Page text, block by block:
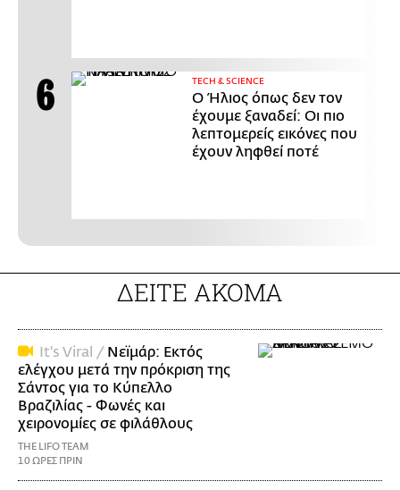
ΤECH & SCIENCE
Ο Ήλιος όπως δεν τον
έχουμε ξαναδεί: Οι πιο
λεπτομερείς εικόνες που
έχουν ληφθεί ποτέ
ΔΕΙΤΕ ΑΚΟΜΑ
It's Viral / Νεϊμάρ: Εκτός
ελέγχου μετά την πρόκριση της
Σάντος για το Κύπελλο
Βραζιλίας - Φωνές και
χειρονομίες σε φιλάθλους
THE LIFO TEAM
10 ΩΡΕΣ ΠΡΙΝ